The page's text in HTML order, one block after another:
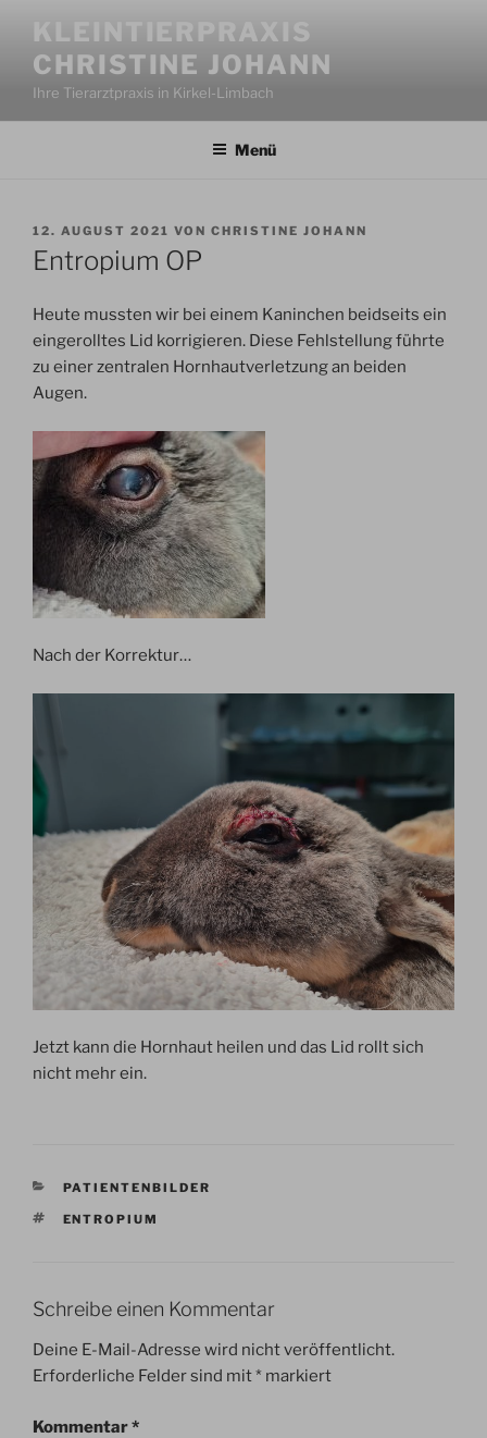
Inhalt
springen
KLEINTIERPRAXIS
CHRISTINE JOHANN
Ihre Tierarztpraxis in Kirkel-Limbach
Menü
VERÖFFENTLICHT
AM
12. AUGUST 2021 VON CHRISTINE JOHANN
Entropium OP
Heute mussten wir bei einem Kaninchen beidseits ein
eingerolltes Lid korrigieren. Diese Fehlstellung führte
zu einer zentralen Hornhautverletzung an beiden
Augen.
Nach der Korrektur…
Jetzt kann die Hornhaut heilen und das Lid rollt sich
nicht mehr ein.
KATEGORIEN
PATIENTENBILDER
SCHLAGWÖRTER
ENTROPIUM
Schreibe einen Kommentar
Deine E-Mail-Adresse wird nicht veröffentlicht.
Erforderliche Felder sind mit* markiert
Kommentar*